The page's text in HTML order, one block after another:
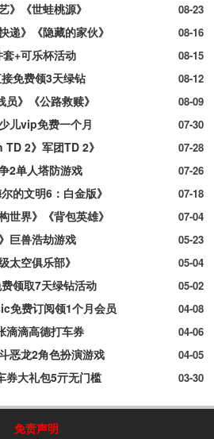
08-23
》《世蛙桃源》
08-16
递》《隐藏的家伙》
08-15
+可乐杯活动
08-12
免费领3天绿钻
08-09
》《公路救赎》
07-30
儿vip免费一个月
07-28
2》军团TD 2》
07-26
2单人塔防游戏
07-18
的文明6：白金版》
07-04
世界》《背包英雄》
05-23
巨兽浩劫游戏
05-04
太空俱乐部》
05-02
领取7天绿钻活动
04-08
免费订阅领1个月会员
04-06
滴滴高德打车券
04-05
恶龙2角色扮演游戏
03-30
券大礼包5亓无门槛
免责声明